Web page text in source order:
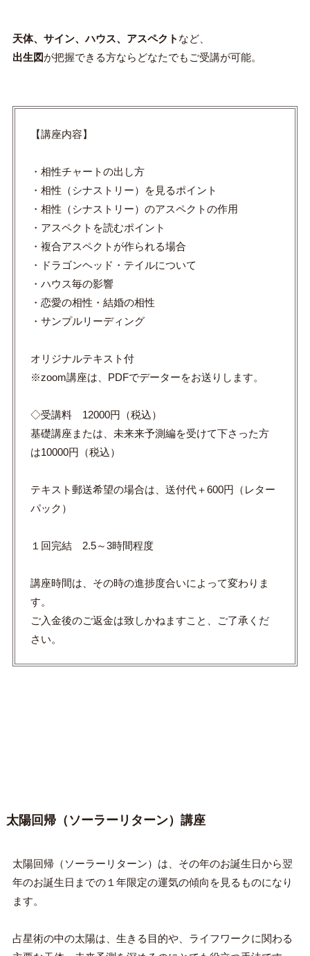
天体、サイン、ハウス、アスペクト など、
出生図が把握できる方ならどなたでもご受講が可能。
【講座内容】
・相性チャートの出し方
・相性（シナストリー）を見るポイント
・相性（シナストリー）のアスペクトの作用
・アスペクトを読むポイント
・複合アスペクトが作られる場合
・ドラゴンヘッド・テイルについて
・ハウス毎の影響
・恋愛の相性・結婚の相性
・サンプルリーディング
オリジナルテキスト付
※zoom講座は、PDFでデーターをお送りします。
◇受講料 12000円（税込）
基礎講座または、未来来予測編を受けて下さった方
は10000円（税込）
テキスト郵送希望の場合は、送付代＋600円（レター
パック）
１回完結 2.5～3時間程度
講座時間は、その時の進捗度合いによって変わりま
す。
ご入金後のご返金は致しかねますこと、ご了承くだ
さい。
太陽回帰（ソーラーリターン）講座
太陽回帰（ソーラーリターン）は、その年のお誕生日から翌
年のお誕生日までの１年限定の運気の傾向を見るものになり
ます。
占星術の中の太陽は、生きる目的や、ライフワークに関わる